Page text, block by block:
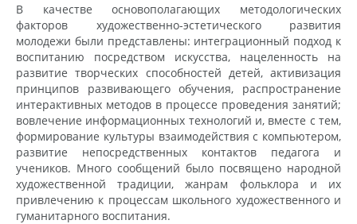
В качестве основополагающих методологических
факторов художественно-эстетического развития
молодежи были представлены: интеграционный подход к
воспитанию посредством искусства, нацеленность на
развитие творческих способностей детей, активизация
принципов развивающего обучения, распространение
интерактивных методов в процессе проведения занятий;
вовлечение информационных технологий и, вместе с тем,
формирование культуры взаимодействия с компьютером,
развитие непосредственных контактов педагога и
учеников. Много сообщений было посвящено народной
художественной традиции, жанрам фольклора и их
привлечению к процессам школьного художественного и
гуманитарного воспитания.